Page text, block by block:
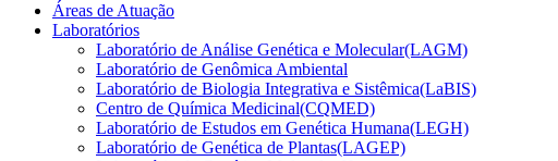
Áreas de Atuação
Laboratórios
Laboratório de Análise Genética e Molecular(LAGM)
Laboratório de Genômica Ambiental
Laboratório de Biologia Integrativa e Sistêmica(LaBIS)
Centro de Química Medicinal(CQMED)
Laboratório de Estudos em Genética Humana(LEGH)
Laboratório de Genética de Plantas(LAGEP)